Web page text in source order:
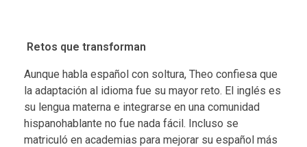
Retos que transforman
Aunque habla español con soltura, Theo confiesa que
la adaptación al idioma fue su mayor reto. El inglés es
su lengua materna e integrarse en una comunidad
hispanohablante no fue nada fácil. Incluso se
matriculó en academias para mejorar su español más